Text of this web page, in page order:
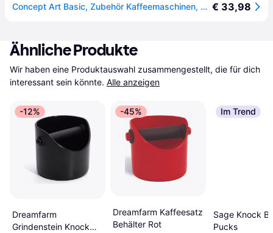
Concept Art Basic, Zubehör Kaffeemaschinen, Grau € 33,98
Ähnliche Produkte
Wir haben eine Produktauswahl zusammengestellt, die für dich
interessant sein könnte. Alle anzeigen
-12%
Dreamfarm
Grindenstein Knock
-45%
Dreamfarm Kaffeesatz
Behälter Rot
Im Trend
Sage Knock
Pucks